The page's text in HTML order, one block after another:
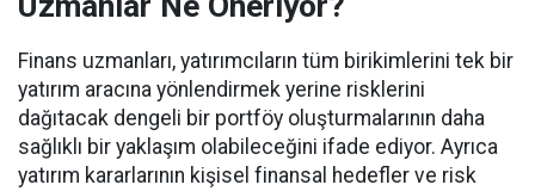
Finans uzmanları, yatırımcıların tüm birikimlerini tek bir
yatırım aracına yönlendirmek yerine risklerini
dağıtacak dengeli bir portföy oluşturmalarının daha
sağlıklı bir yaklaşım olabileceğini ifade ediyor. Ayrıca
yatırım kararlarının kişisel finansal hedefler ve risk